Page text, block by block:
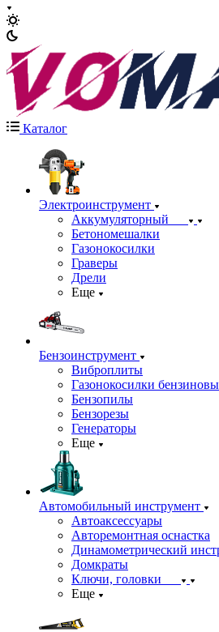
Каталог
Электроинструмент
Аккумуляторный
Бетономешалки
Газонокосилки
Граверы
Дрели
Еще
Бензоинструмент
Виброплиты
Газонокосилки
Бензопилы
Бензорезы
Генераторы
Еще
Автомобильный инструмент
Автоаксессуары
Авторемонтная оснастка
Динамометрический
Домкраты
Ключи, головки
Еще